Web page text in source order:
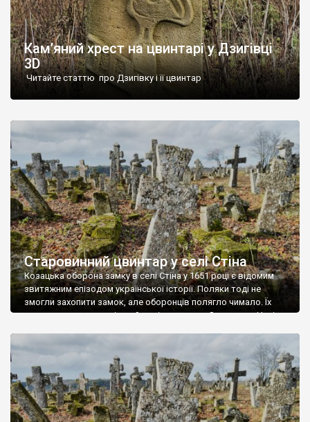
Кам’яний хрест на цвинтарі у Дзигівці
3D
Читайте статтю про Дзигівку і її цвинтар
Старовинний цвинтар у селі Стіна
Козацька оборона замку в селі Стіна у 1651 році є відомим
звитяжним епізодом української історії. Поляки тоді не
змогли захопити замок, але оборонців полягло чимало. Їх
поховали на цвинтарі, який тоді називався Замковим. Нині на
ньому чимало хрестів 19 століття, є такі, де епітафії стер […]